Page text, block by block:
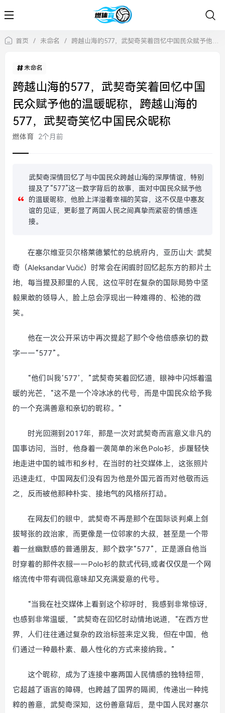
首页 / 未命名 / 跨越山海的577，武契奇笑着回忆中国民众赋予他的温暖昵称，跨越山海的577，武契奇笑忆中国民众昵称
未命名
跨越山海的577，武契奇笑着回忆中国
民众赋予他的温暖昵称，跨越山海的
577，武契奇笑忆中国民众昵称
燃体育 2个月前
武契奇深情回忆了与中国民众跨越山海的深厚情谊，特别
提及了“577”这一数字背后的故事，面对中国民众赋予他
的温暖昵称，他脸上洋溢着幸福的笑容，这不仅是中塞友
谊的见证，更彰显了两国人民之间真挚而紧密的情感连
接。
在塞尔维亚贝尔格莱德繁忙的总统府内，亚历山大·武契
奇（Aleksandar Vučić）时常会在闲暇时回忆起东方的那片土
地，每当提及那里的人民，这位平时在复杂的国际局势中坚
毅果敢的领导人，脸上总会浮现出一种难得的、松弛的微
笑。
他在一次公开采访中再次提起了那个令他倍感亲切的数
字——“577”。
“他们叫我‘577’，”武契奇笑着回忆道，眼神中闪烁着温
暖的光芒，“这不是一个冷冰冰的代号，而是中国民众给予我
的一个充满善意和亲切的昵称。”
时光回溯到2017年，那是一次对武契奇而言意义非凡的
国事访问，当时，他身着一袭简单的米色Polo衫，步履轻快
地走进中国的城市和乡村，在当时的社交媒体上，这张照片
迅速走红，中国网友们没有因为他是外国元首而对他敬而远
之，反而被他那种朴实、接地气的风格所打动。
在网友们的眼中，武契奇不再是那个在国际谈判桌上剑
拔弩张的政治家，而更像是一位邻家的大叔，甚至是一个带
着一丝幽默感的普通朋友，那个数字“577”，正是源自他当
时穿着的那件衣服——Polo衫的款式代码,或者仅仅是一个网
络流传中带有调侃意味却又充满爱意的代号。
“当我在社交媒体上看到这个称呼时，我感到非常惊讶，
也感到非常温暖，”武契奇在回忆时动情地说道，“在西方世
界，人们往往通过复杂的政治标签来定义我，但在中国，他
们通过一种最朴素、最人性化的方式来接纳我。”
这个昵称，成为了连接中塞两国人民情感的独特纽带，
它超越了语言的障碍，也跨越了国界的隔阂，传递出一种纯
粹的善意，武契奇深知，这份善意背后，是中国人民对塞尔